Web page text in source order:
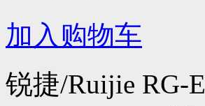
加入购物车
锐捷/Ruijie RG-